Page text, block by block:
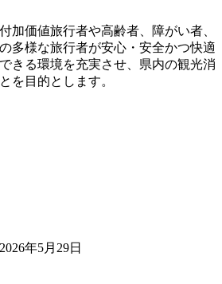
加価値旅行者や高齢者、障がい者、
多様な旅行者が安心・安全かつ快適
きる環境を充実させ、県内の観光消
を目的とします。
年5月29日